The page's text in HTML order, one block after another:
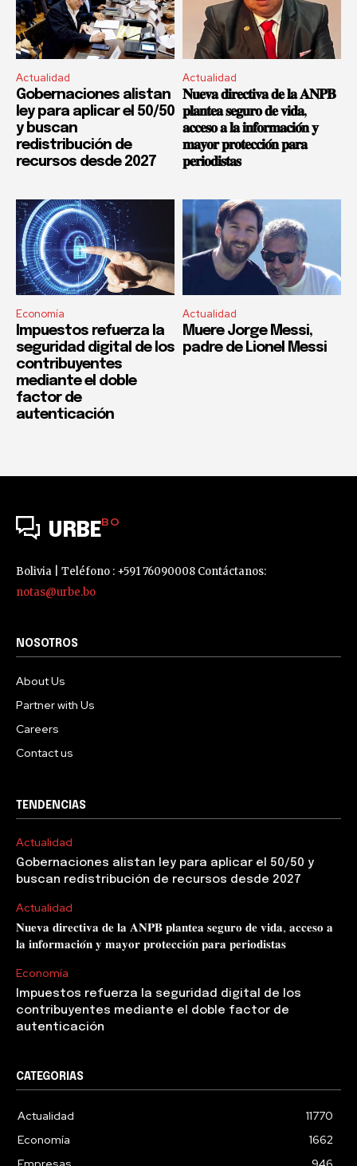
Actualidad
Gobernaciones alistan
ley para aplicar el 50/50
y buscan
redistribución de
recursos desde 2027
Actualidad
𝐍𝐮𝐞𝐯𝐚 𝐝𝐢𝐫𝐞𝐜𝐭𝐢𝐯𝐚 𝐝𝐞 𝐥𝐚 𝐀𝐍𝐏𝐁
𝐩𝐥𝐚𝐧𝐭𝐞𝐚 𝐬𝐞𝐠𝐮𝐫𝐨 𝐝𝐞 𝐯𝐢𝐝𝐚,
𝐚𝐜𝐜𝐞𝐬𝐨 𝐚 𝐥𝐚 𝐢𝐧𝐟𝐨𝐫𝐦𝐚𝐜𝐢𝐨́𝐧 𝐲
𝐦𝐚𝐲𝐨𝐫 𝐩𝐫𝐨𝐭𝐞𝐜𝐜𝐢𝐨́𝐧 𝐩𝐚𝐫𝐚
𝐩𝐞𝐫𝐢𝐨𝐝𝐢𝐬𝐭𝐚𝐬
Economía
Impuestos refuerza la
seguridad digital de los
contribuyentes
mediante el doble
factor de
autenticación
Actualidad
Muere Jorge Messi,
padre de Lionel Messi
URBEBO
Bolivia | Teléfono : +591 76090008 Contáctanos:
notas@urbe.bo
NOSOTROS
About Us
Partner with Us
Careers
Contact us
TENDENCIAS
Actualidad
Gobernaciones alistan ley para aplicar el 50/50 y
buscan redistribución de recursos desde 2027
Actualidad
𝐍𝐮𝐞𝐯𝐚 𝐝𝐢𝐫𝐞𝐜𝐭𝐢𝐯𝐚 𝐝𝐞 𝐥𝐚 𝐀𝐍𝐏𝐁 𝐩𝐥𝐚𝐧𝐭𝐞𝐚 𝐬𝐞𝐠𝐮𝐫𝐨 𝐝𝐞 𝐯𝐢𝐝𝐚, 𝐚𝐜𝐜𝐞𝐬𝐨 𝐚
𝐥𝐚 𝐢𝐧𝐟𝐨𝐫𝐦𝐚𝐜𝐢𝐨́𝐧 𝐲 𝐦𝐚𝐲𝐨𝐫 𝐩𝐫𝐨𝐭𝐞𝐜𝐜𝐢𝐨́𝐧 𝐩𝐚𝐫𝐚 𝐩𝐞𝐫𝐢𝐨𝐝𝐢𝐬𝐭𝐚𝐬
Economía
Impuestos refuerza la seguridad digital de los
contribuyentes mediante el doble factor de
autenticación
CATEGORIAS
Actualidad
11770
Economía
1662